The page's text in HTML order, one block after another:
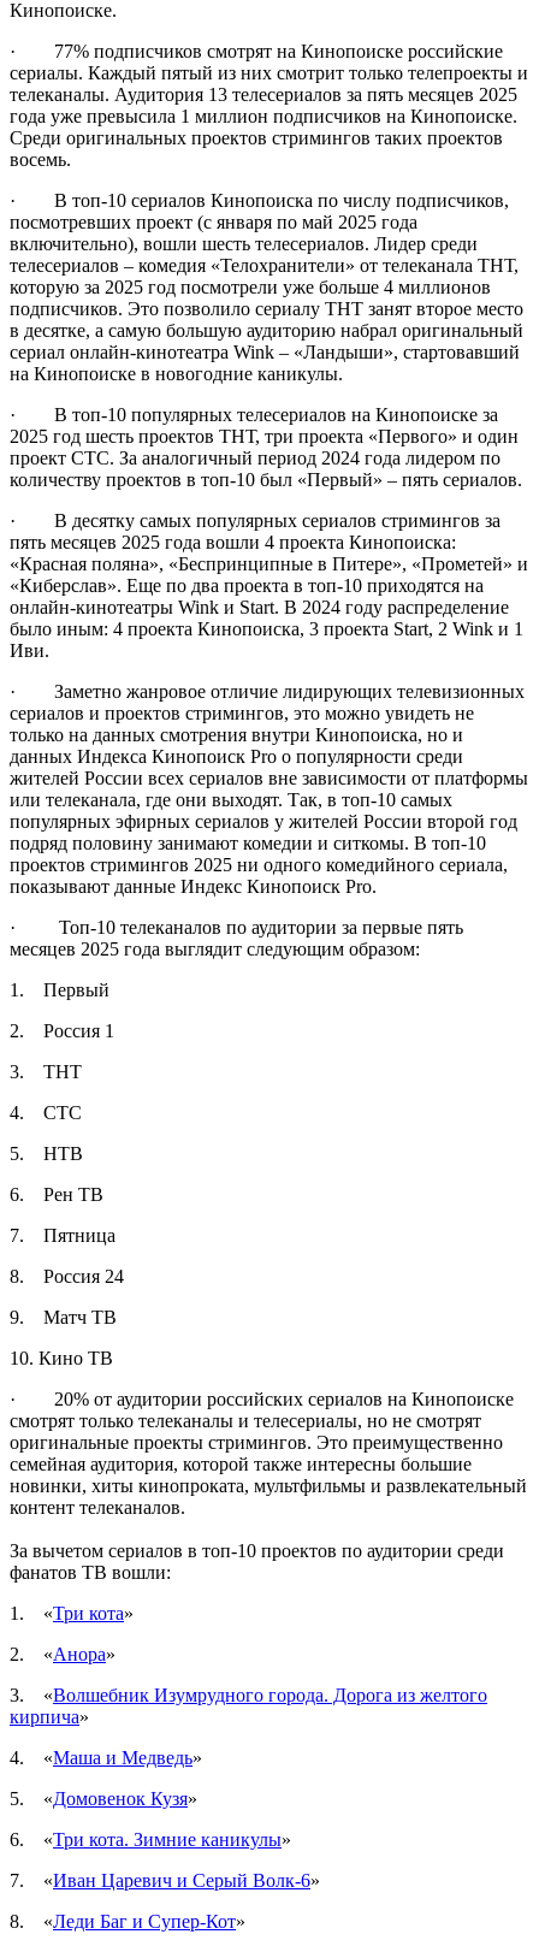
Кинопоиске.
· 77% подписчиков смотрят на Кинопоиске российские
сериалы. Каждый пятый из них смотрит только телепроекты и
телеканалы. Аудитория 13 телесериалов за пять месяцев 2025
года уже превысила 1 миллион подписчиков на Кинопоиске.
Среди оригинальных проектов стримингов таких проектов
восемь.
· В топ-10 сериалов Кинопоиска по числу подписчиков,
посмотревших проект (с января по май 2025 года
включительно), вошли шесть телесериалов. Лидер среди
телесериалов – комедия «Телохранители» от телеканала ТНТ,
которую за 2025 год посмотрели уже больше 4 миллионов
подписчиков. Это позволило сериалу ТНТ занят второе место
в десятке, а самую большую аудиторию набрал оригинальный
сериал онлайн-кинотеатра Wink – «Ландыши», стартовавший
на Кинопоиске в новогодние каникулы.
· В топ-10 популярных телесериалов на Кинопоиске за
2025 год шесть проектов ТНТ, три проекта «Первого» и один
проект СТС. За аналогичный период 2024 года лидером по
количеству проектов в топ-10 был «Первый» – пять сериалов.
· В десятку самых популярных сериалов стримингов за
пять месяцев 2025 года вошли 4 проекта Кинопоиска:
«Красная поляна», «Беспринципные в Питере», «Прометей» и
«Киберслав». Еще по два проекта в топ-10 приходятся на
онлайн-кинотеатры Wink и Start. В 2024 году распределение
было иным: 4 проекта Кинопоиска, 3 проекта Start, 2 Wink и 1
Иви.
· Заметно жанровое отличие лидирующих телевизионных
сериалов и проектов стримингов, это можно увидеть не
только на данных смотрения внутри Кинопоиска, но и
данных Индекса Кинопоиск Pro о популярности среди
жителей России всех сериалов вне зависимости от платформы
или телеканала, где они выходят. Так, в топ-10 самых
популярных эфирных сериалов у жителей России второй год
подряд половину занимают комедии и ситкомы. В топ-10
проектов стримингов 2025 ни одного комедийного сериала,
показывают данные Индекс Кинопоиск Pro.
· Топ-10 телеканалов по аудитории за первые пять
месяцев 2025 года выглядит следующим образом:
1. Первый
2. Россия 1
3. ТНТ
4. СТС
5. НТВ
6. Рен ТВ
7. Пятница
8. Россия 24
9. Матч ТВ
10. Кино ТВ
· 20% от аудитории российских сериалов на Кинопоиске
смотрят только телеканалы и телесериалы, но не смотрят
оригинальные проекты стримингов. Это преимущественно
семейная аудитория, которой также интересны большие
новинки, хиты кинопроката, мультфильмы и развлекательный
контент телеканалов.
За вычетом сериалов в топ-10 проектов по аудитории среди
фанатов ТВ вошли:
1. «Три кота»
2. «Анора»
3. «Волшебник Изумрудного города. Дорога из желтого
кирпича»
4. «Маша и Медведь»
5. «Домовенок Кузя»
6. «Три кота. Зимние каникулы»
7. «Иван Царевич и Серый Волк-6»
8. «Леди Баг и Супер-Кот»